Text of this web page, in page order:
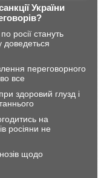
України
росії стануть
доведеться
переговорного
все
здоровий глузд і
на
росіяни не
щодо